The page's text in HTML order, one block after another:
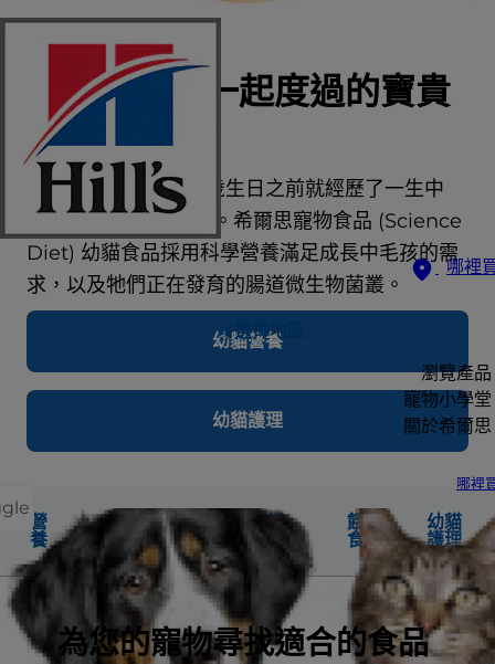
哪裡
選擇地區
瀏覽產品
寵物小學堂
關於希爾思
哪裡
為您的寵物尋找適合的食品
珍惜與幼貓一起度過的寶貴
第一年。
平均而言，幼貓在一歲生日之前就經歷了一生中
90% 以上的成長歷程。希爾思寵物食品 (Science
Diet) 幼貓食品採用科學營養滿足成長中毛孩的需
求，以及牠們正在發育的腸道微生物菌叢。
幼貓營養
幼貓護理
營
養
ActivBiome+ 益菌纖
活+配方科技
餵
食
幼貓
護理